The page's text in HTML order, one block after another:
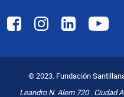
© 2023. Fundación
Leandro N. Alem 720 . Ciudad